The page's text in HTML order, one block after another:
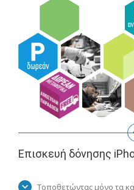
Επισκευή δόνησης
Τοποθετώντας μόνο τα